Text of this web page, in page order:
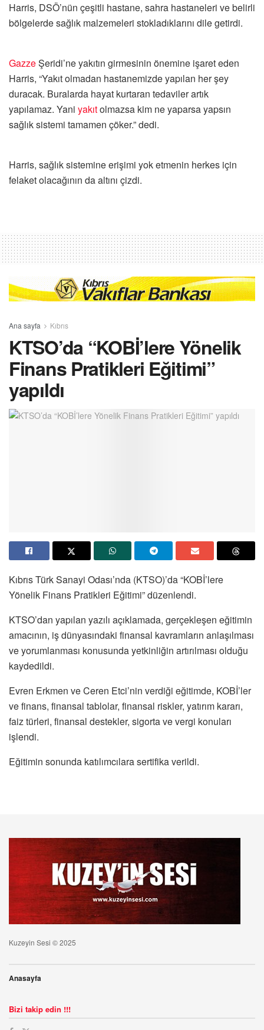
Harris, DSÖ’nün çeşitli hastane, sahra hastaneleri ve belirli
bölgelerde sağlık malzemeleri stokladıklarını dile getirdi.
GazzeŞeridi’ne yakıtın girmesinin önemine işaret eden
Harris, “Yakıt olmadan hastanemizde yapılan her şey
duracak. Buralarda hayat kurtaran tedaviler artık
yapılamaz. Yani yakıtolmazsa kim ne yaparsa yapsın
sağlık sistemi tamamen çöker.” dedi.
Harris, sağlık sistemine erişimi yok etmenin herkes için
felaket olacağının da altını çizdi.
Ana sayfa Kıbrıs
KTSO’da “KOBİ’lere Yönelik
Finans Pratikleri Eğitimi”
yapıldı
Kıbrıs Türk Sanayi Odası’nda (KTSO)’da “KOBİ’lere
Yönelik Finans Pratikleri Eğitimi” düzenlendi.
KTSO’dan yapılan yazılı açıklamada, gerçekleşen eğitimin
amacının, iş dünyasındaki finansal kavramların anlaşılması
ve yorumlanması konusunda yetkinliğin artırılması olduğu
kaydedildi.
Evren Erkmen ve Ceren Etci’nin verdiği eğitimde, KOBİ’ler
ve finans, finansal tablolar, finansal riskler, yatırım kararı,
faiz türleri, finansal destekler, sigorta ve vergi konuları
işlendi.
Eğitimin sonunda katılımcılara sertifika verildi.
Kuzeyin Sesi © 2025
Anasayfa
Bizi takip edin !!!